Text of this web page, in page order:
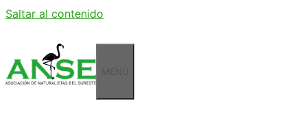
Saltar al contenido